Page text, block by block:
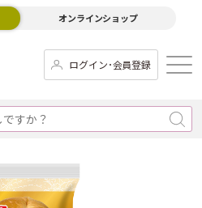
オンラインショップ
ログイン･会員登録